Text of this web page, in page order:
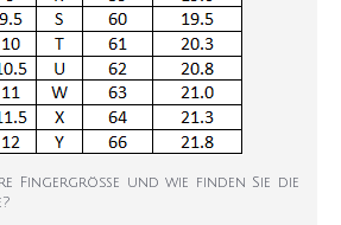
Fingergröße und wie finden Sie die